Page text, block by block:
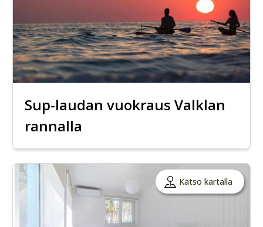
Sup-laudan vuokraus Valklan
rannalla
Katso kartalla